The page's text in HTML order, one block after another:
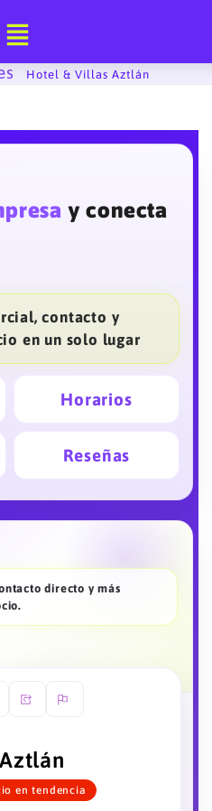
Hotel & Villas Aztlán
y conecta
contacto y
en un solo lugar
Horarios
Reseñas
directo y más
en tendencia